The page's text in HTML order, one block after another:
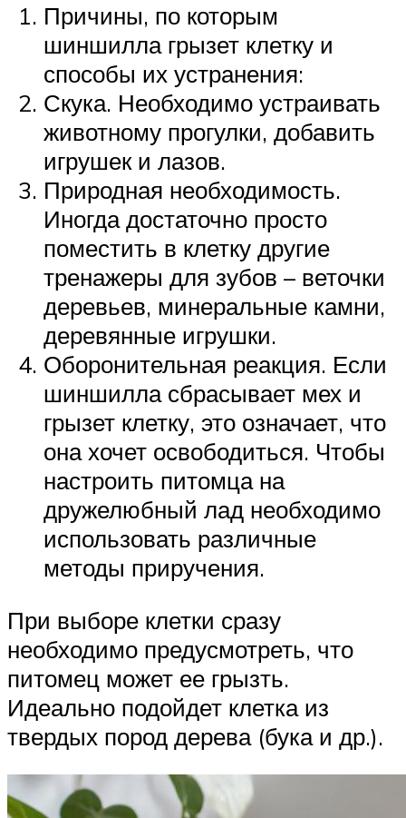
Причины, по которым
шиншилла грызет клетку и
способы их устранения:
Скука. Необходимо устраивать
животному прогулки, добавить
игрушек и лазов.
Природная необходимость.
Иногда достаточно просто
поместить в клетку другие
тренажеры для зубов – веточки
деревьев, минеральные камни,
деревянные игрушки.
Оборонительная реакция. Если
шиншилла сбрасывает мех и
грызет клетку, это означает, что
она хочет освободиться. Чтобы
настроить питомца на
дружелюбный лад необходимо
использовать различные
методы приручения.
При выборе клетки сразу
необходимо предусмотреть, что
питомец может ее грызть.
Идеально подойдет клетка из
твердых пород дерева (бука и др.).